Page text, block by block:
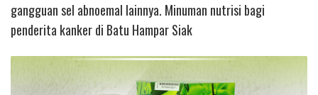
gangguan sel abnoemal lainnya. Minuman nutrisi bagi
penderita kanker di Batu Hampar Siak